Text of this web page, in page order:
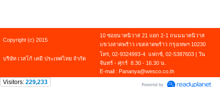
Copyright (c) 2015
10 ซอยนาคนิวาส 21 แยก 2-1 ถนนนาคนิวาส
แขวงลาดพร้าว เขตลาดพร้าว กรุงเทพฯ 10230
บริษัท เวสโก้ เคมี ประเทศไทย จำกัด
โทร, 02-9324993-4 แฟกซ์, 02-5387603 | วัน
จันทร์ - ศุกร์ 8.30 - 16.30 น.
E-mail : Pananya@wesco.co.th
Visitors: 229,233